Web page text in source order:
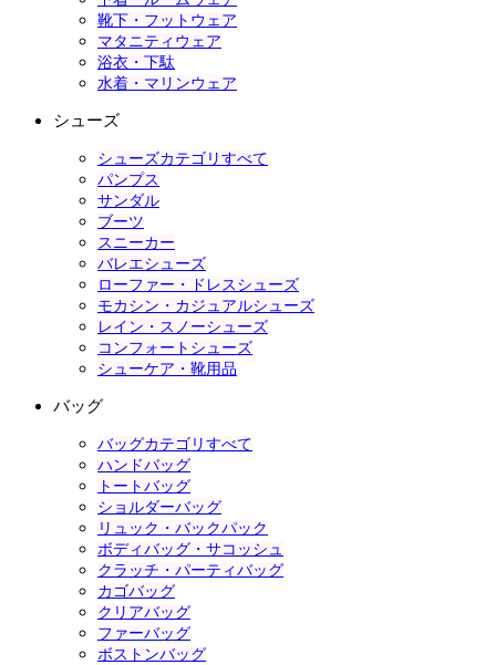
靴下・フットウェア
マタニティウェア
浴衣・下駄
水着・マリンウェア
シューズ
シューズカテゴリすべて
パンプス
サンダル
ブーツ
スニーカー
バレエシューズ
ローファー・ドレスシューズ
モカシン・カジュアルシューズ
レイン・スノーシューズ
コンフォートシューズ
シューケア・靴用品
バッグ
バッグカテゴリすべて
ハンドバッグ
トートバッグ
ショルダーバッグ
リュック・バックパック
ボディバッグ・サコッシュ
クラッチ・パーティバッグ
カゴバッグ
クリアバッグ
ファーバッグ
ボストンバッグ